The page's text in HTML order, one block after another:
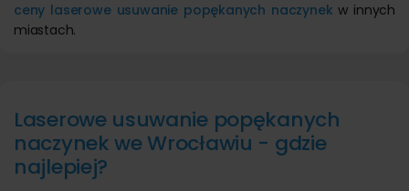
ceny laserowe usuwanie popękanych naczynek w innych
miastach.
Laserowe usuwanie popękanych
naczynek we Wrocławiu - gdzie
najlepiej?